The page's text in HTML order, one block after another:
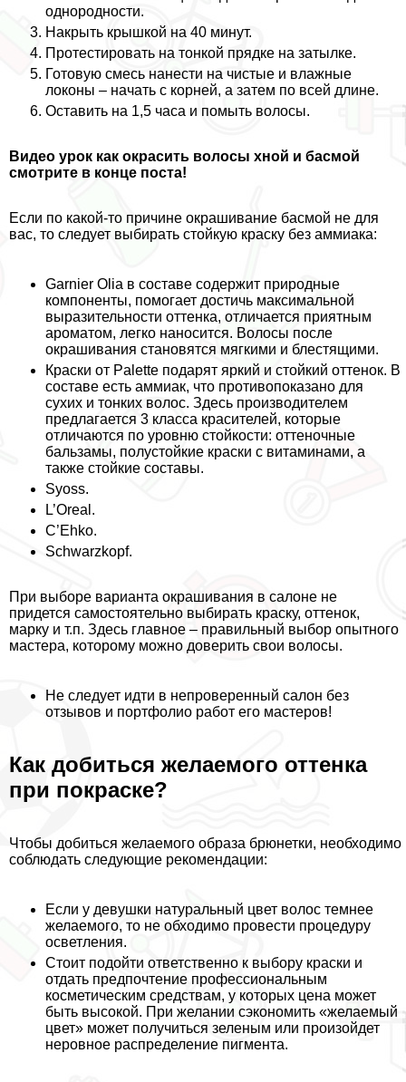
однородности.
Накрыть крышкой на 40 минут.
Протестировать на тонкой прядке на затылке.
Готовую смесь нанести на чистые и влажные
локоны – начать с корней, а затем по всей длине.
Оставить на 1,5 часа и помыть волосы.
Видео урок как окрасить волосы хной и басмой
смотрите в конце поста!
Если по какой-то причине окрашивание басмой не для
вас, то следует выбирать стойкую краску без аммиака:
Garnier Olia в составе содержит природные
компоненты, помогает достичь максимальной
выразительности оттенка, отличается приятным
ароматом, легко наносится. Волосы после
окрашивания становятся мягкими и блестящими.
Краски от Palette подарят яркий и стойкий оттенок. В
составе есть аммиак, что противопоказано для
сухих и тонких волос. Здесь производителем
предлагается 3 класса красителей, которые
отличаются по уровню стойкости: оттеночные
бальзамы, полустойкие краски с витаминами, а
также стойкие составы.
Syoss.
L’Oreal .
C’Ehko.
Schwarzkopf.
При выборе варианта окрашивания в салоне не
придется самостоятельно выбирать краску, оттенок,
марку и т.п. Здесь главное – правильный выбор опытного
мастера, которому можно доверить свои волосы.
Не следует идти в непроверенный салон без
отзывов и портфолио работ его мастеров!
Как добиться желаемого оттенка
при покраске?
Чтобы добиться желаемого образа брюнетки, необходимо
соблюдать следующие рекомендации:
Если у дeвyшки натуральный цвет волос темнее
желаемого, то не обходимо провести процедуру
осветления.
Стоит подойти ответственно к выбору краски и
отдать предпочтение профессиональным
косметическим средствам, у которых цена может
быть высокой. При желании сэкономить «желаемый
цвет» может получиться зеленым или произойдет
неровное распределение пигмента.